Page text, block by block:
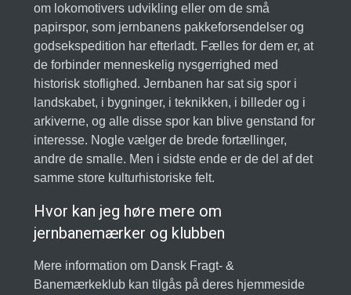
om lokomotivers udvikling eller om de små
papirspor, som jernbanens pakkeforsendelser og
godsekspedition har efterladt. Fælles for dem er, at
de forbinder menneskelig nysgerrighed med
historisk stoflighed. Jernbanen har sat sig spor i
landskabet, i bygninger, i teknikken, i billeder og i
arkiverne, og alle disse spor kan blive genstand for
interesse. Nogle vælger de brede fortællinger,
andre de smalle. Men i sidste ende er de del af det
samme store kulturhistoriske felt.
Hvor kan jeg høre mere om
jernbanemærker og klubben
Mere information om Dansk Fragt- &
Banemærkeklub kan tilgås på deres hjemmeside